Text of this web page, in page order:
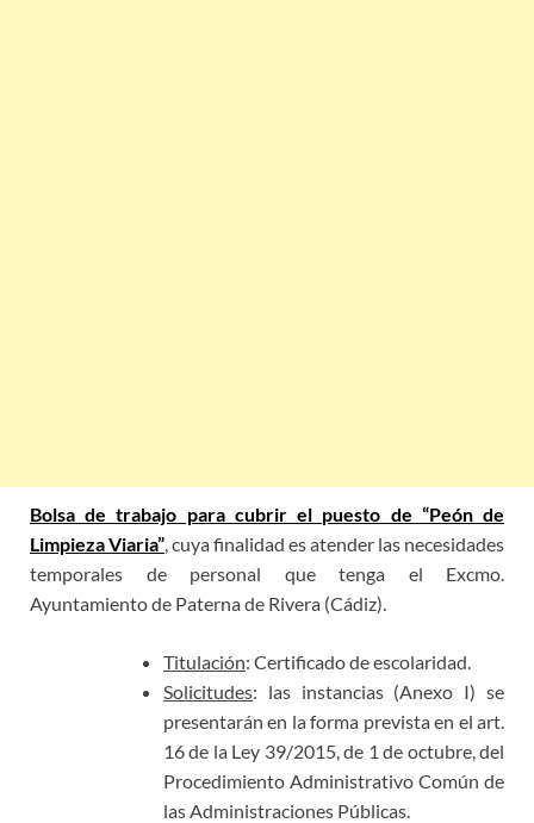
Bolsa de trabajo para cubrir el puesto de “Peón de
Limpieza Viaria” , cuya finalidad es atender las necesidades
temporales de personal que tenga el Excmo.
Ayuntamiento de Paterna de Rivera (Cádiz).
Titulación: Certificado de escolaridad.
Solicitudes: las instancias (Anexo I) se
presentarán en la forma prevista en el art.
16 de la Ley 39/2015, de 1 de octubre, del
Procedimiento Administrativo Común de
las Administraciones Públicas.